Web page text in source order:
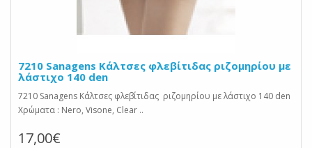
7210 Sanagens Κάλτσες φλεβίτιδας ριζομηρίου με
λάστιχο 140 den
7210 Sanagens Κάλτσες φλεβίτιδας ριζομηρίου με λάστιχο 140 den
Χρώματα : Nero, Visone, Clear ..
17,00€